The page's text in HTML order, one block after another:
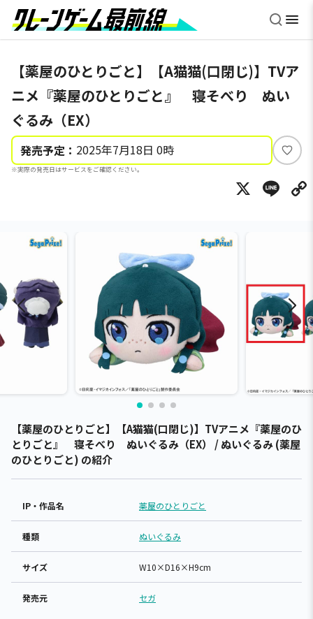
【薬屋のひとりごと】【A猫猫(口閉じ)】TVア
ニメ『薬屋のひとりごと』 寝そべり ぬい
ぐるみ（EX）
発売予定： 2025年7月18日 0時
※実際の発売日はサービスをご確認ください。
い
ね
X
【薬屋のひとりごと】【A猫猫(口閉じ)】TVアニメ『薬屋のひ
とりごと』 寝そべり ぬいぐるみ（EX） / ぬいぐるみ (薬屋
のひとりごと) の紹介
IP・作品名 薬屋のひとりごと
種類 ぬいぐるみ
サイズ W10×D16×H9cm
発売元 セガ